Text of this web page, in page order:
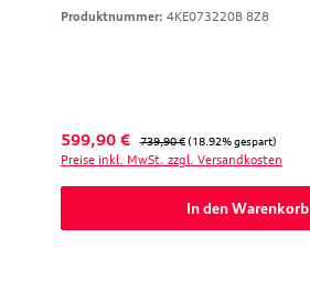
Produktnummer: 4KE073220B 8Z8
Verkaufspreis:
599,90 € Regulärer Preis:
739,90 € (18.92% gespart)
Preise inkl. MwSt. zzgl. Versandkosten
In den Warenkorb